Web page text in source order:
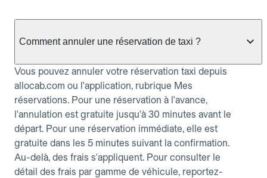
Comment annuler une réservation de taxi ?
Vous pouvez annuler votre réservation taxi depuis
allocab.com ou l'application, rubrique Mes
réservations. Pour une réservation à l'avance,
l'annulation est gratuite jusqu'à 30 minutes avant le
départ. Pour une réservation immédiate, elle est
gratuite dans les 5 minutes suivant la confirmation.
Au-delà, des frais s'appliquent. Pour consulter le
détail des frais par gamme de véhicule, reportez-